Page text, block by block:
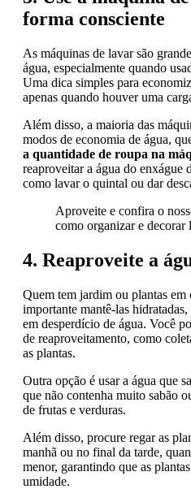
forma consciente
As máquinas de lavar são
água, especialmente quando
Uma dica simples para
apenas quando houver uma
Além disso, a maioria das
modos de economia de água,
a quantidade de roupa na
reaproveitar a água do enxágue
como lavar o quintal ou dar
Aproveite e confira o
como organizar e decorar
4. Reaproveite a
Quem tem jardim ou plantas em
importante mantê-las
em desperdício de água. Você
de reaproveitamento, como
as plantas.
Outra opção é usar a água que
que não contenha muito sabão
de frutas e verduras.
Além disso, procure regar as
manhã ou no final da tarde,
menor, garantindo que as
umidade.